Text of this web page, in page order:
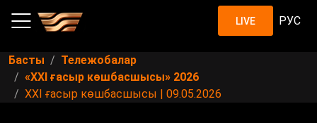
LIVE РУС
Басты
Тележобалар
«XXI ғасыр көшбасшысы» 2026
XXI ғасыр көшбасшысы | 09.05.2026